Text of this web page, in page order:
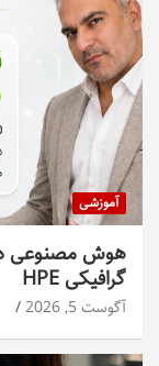
آموزشی
هوش مصنوعی
گرافیکی HPE
آگوست 5, 2026